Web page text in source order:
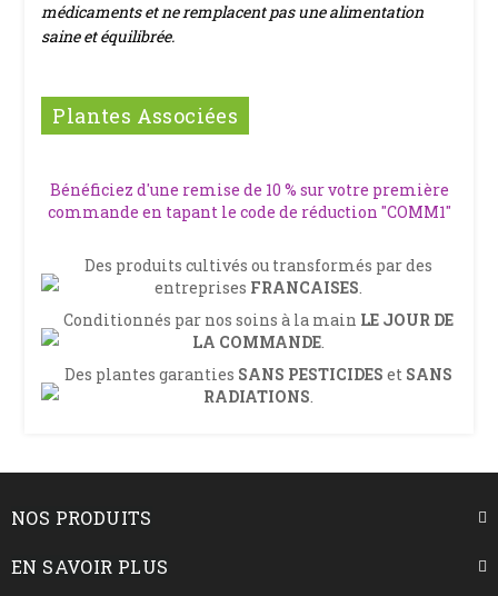
médicaments et ne remplacent pas une alimentation
saine et équilibrée.
Plantes Associées
Bénéficiez d'une remise de 10 % sur votre première
commande en tapant le code de réduction "COMM1"
Des produits cultivés ou transformés par des
entreprises FRANCAISES.
Conditionnés par nos soins à la main LE JOUR DE
LA COMMANDE.
Des plantes garanties SANS PESTICIDES et SANS
RADIATIONS.
NOS PRODUITS
EN SAVOIR PLUS